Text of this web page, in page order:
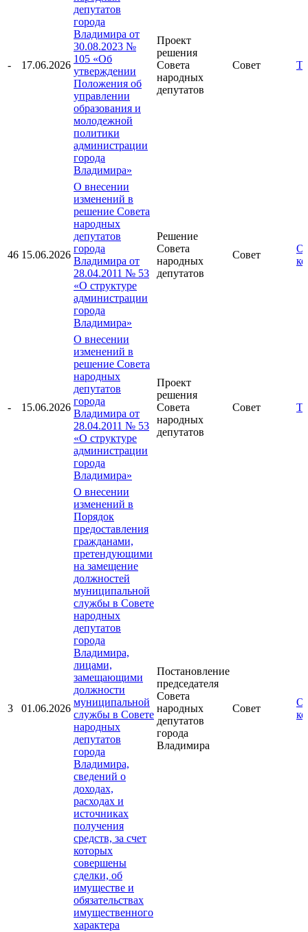
- 17.06.2026
депутатов
города
Владимира от
30.08.2023 №
105 «Об
утверждении
Положения об
управлении
образования и
молодежной
политики
администрации
города
Владимира»
Проект
решения
Совета
народных
депутатов
Совет
46 15.06.2026
О внесении
изменений в
решение Совета
народных
депутатов
города
Владимира от
28.04.2011 № 53
«О структуре
администрации
города
Владимира»
Решение
Совета
народных
депутатов
Совет
- 15.06.2026
О внесении
изменений в
решение Совета
народных
депутатов
города
Владимира от
28.04.2011 № 53
«О структуре
администрации
города
Владимира»
Проект
решения
Совета
народных
депутатов
Совет
3 01.06.2026
О внесении
изменений в
Порядок
предоставления
гражданами,
претендующими
на замещение
должностей
муниципальной
службы в Совете
народных
депутатов
города
Владимира,
лицами,
замещающими
должности
муниципальной
службы в Совете
народных
депутатов
города
Владимира,
сведений о
доходах,
расходах и
источниках
получения
средств, за счет
которых
совершены
сделки, об
имуществе и
обязательствах
имущественного
характера
Постановление
председателя
Совета
народных
депутатов
города
Владимира
Совет